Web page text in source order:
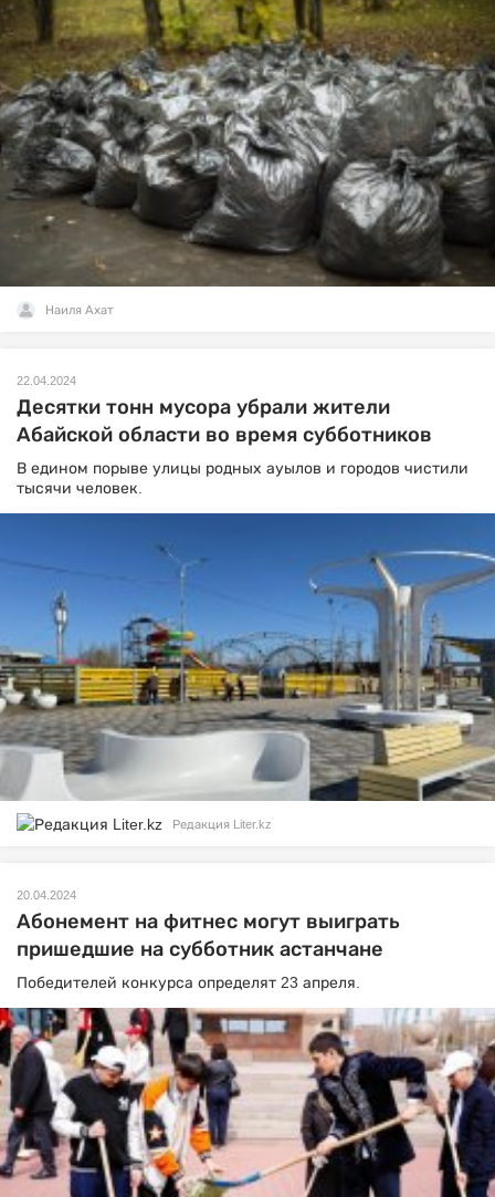
Наиля Ахат
22.04.2024
Десятки тонн мусора убрали жители
Абайской области во время субботников
В едином порыве улицы родных ауылов и городов чистили
тысячи человек.
Редакция Liter.kz
20.04.2024
Абонемент на фитнес могут выиграть
пришедшие на субботник астанчане
Победителей конкурса определят 23 апреля.